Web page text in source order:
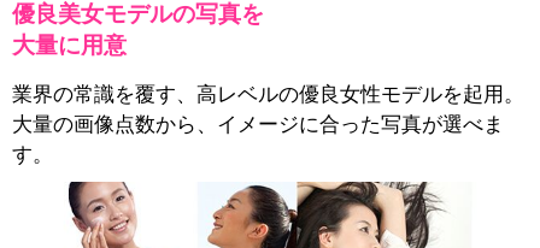
優良美女モデルの写真を
大量に用意
業界の常識を覆す、高レベルの優良女性モデルを起用。
大量の画像点数から、イメージに合った写真が選べま
す。